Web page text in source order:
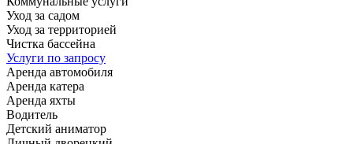
Уход за садом
Уход за территорией
Чистка бассейна
Услуги по запросу
Аренда автомобиля
Аренда катера
Аренда яхты
Водитель
Детский аниматор